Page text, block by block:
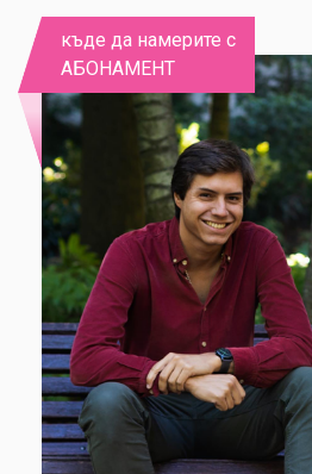
къде да намерите с
АБОНАМЕНТ